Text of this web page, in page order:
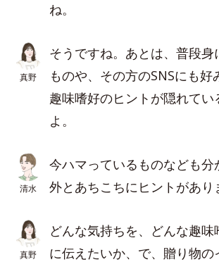
ね。
真野
そうですね。あとは、普段身
ものや、その方のSNSにも好
趣味嗜好のヒントが隠れてい
よ。
清水
今ハマっているものなども
外とあちこちにヒントがあり
真野
どんな気持ちを、どんな趣味
に伝えたいか、で、贈り物の